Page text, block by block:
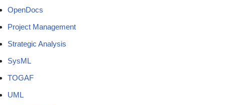
OpenDocs
Project Management
Strategic Analysis
SysML
TOGAF
UML